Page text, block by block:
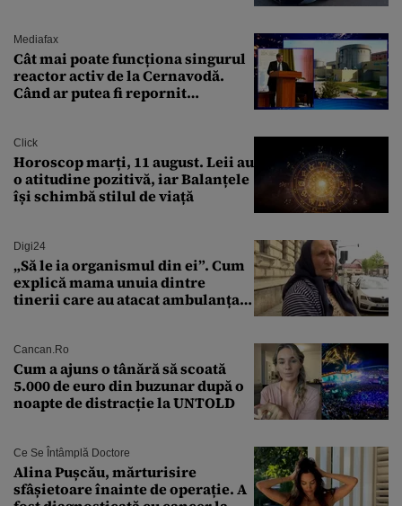
Mediafax
Cât mai poate funcționa singurul
reactor activ de la Cernavodă.
Când ar putea fi repornit
Click
Horoscop marți, 11 august. Leii au
o atitudine pozitivă, iar Balanțele
își schimbă stilul de viață
Digi24
„Să le ia organismul din ei”. Cum
explică mama unuia dintre
tinerii care au atacat ambulanța
Cancan.ro
Cum a ajuns o tânără să scoată
5.000 de euro din buzunar după o
noapte de distracție la UNTOLD
Ce Se Întâmplă Doctore
Alina Pușcău, mărturisire
sfâșietoare înainte de operație. A